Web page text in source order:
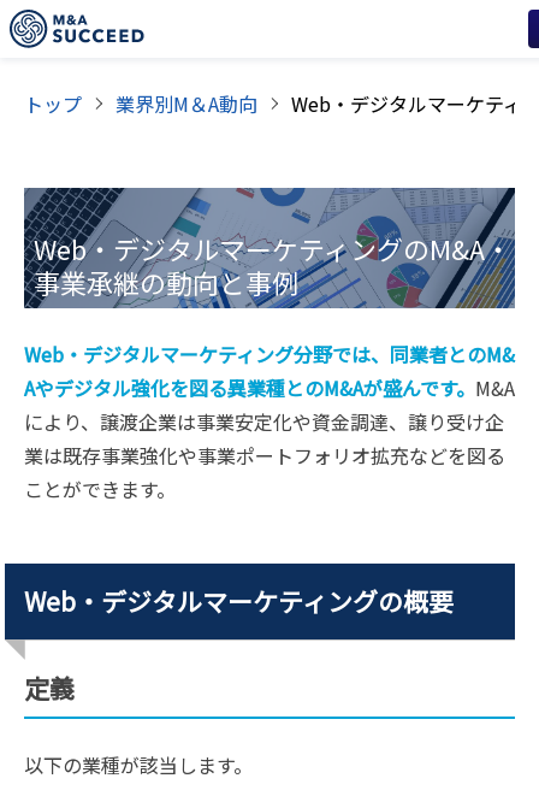
トップ 業界別M＆A動向
Web・デジタルマーケティングのM&A・
事業承継の動向と事例
Web・デジタルマーケティング分野では、同業者とのM&
Aやデジタル強化を図る異業種とのM&Aが盛んです。 M&A
により、譲渡企業は事業安定化や資金調達、譲り受け企
業は既存事業強化や事業ポートフォリオ拡充などを図る
ことができます。
Web・デジタルマーケティングの概要
定義
以下の業種が該当します。